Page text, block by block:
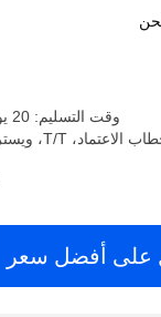
وقت التسليم: 20 يوم عمل بعد استلام الدفعة المقدمة
على أفضل سعر